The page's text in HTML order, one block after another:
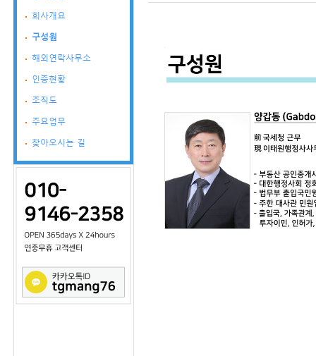
회사개요
구성원
해외연락사무소
인증현황
조직도
주요업무
찾아오시는 길